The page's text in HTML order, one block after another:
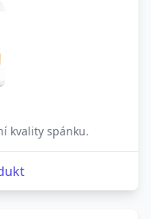
kvality spánku.